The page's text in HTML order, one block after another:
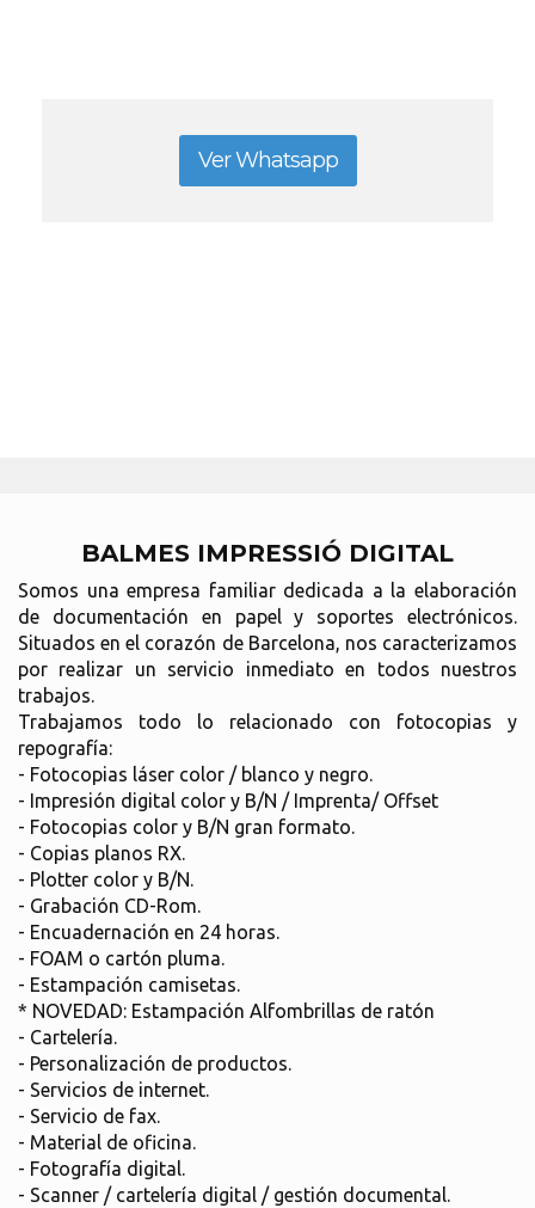
Ver Whatsapp
BALMES IMPRESSIÓ DIGITAL
Somos una empresa familiar dedicada a la elaboración
de documentación en papel y soportes electrónicos.
Situados en el corazón de Barcelona, nos caracterizamos
por realizar un servicio inmediato en todos nuestros
trabajos.
Trabajamos todo lo relacionado con fotocopias y
repografía:
- Fotocopias láser color / blanco y negro.
- Impresión digital color y B/N / Imprenta/ Offset
- Fotocopias color y B/N gran formato.
- Copias planos RX.
- Plotter color y B/N.
- Grabación CD-Rom.
- Encuadernación en 24 horas.
- FOAM o cartón pluma.
- Estampación camisetas.
* NOVEDAD: Estampación Alfombrillas de ratón
- Cartelería.
- Personalización de productos.
- Servicios de internet.
- Servicio de fax.
- Material de oficina.
- Fotografía digital.
- Scanner / cartelería digital / gestión documental.